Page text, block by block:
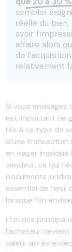
sembler
réelle du
avoir
affaire alors
de
relativement
Si vous envisagez
est important de
liés à ce type de
d’une transaction
en viager
vendeur, ce qui
documents
essentiel de tenir
lorsque l’on
L’un des
l’acheteur
valeur après le